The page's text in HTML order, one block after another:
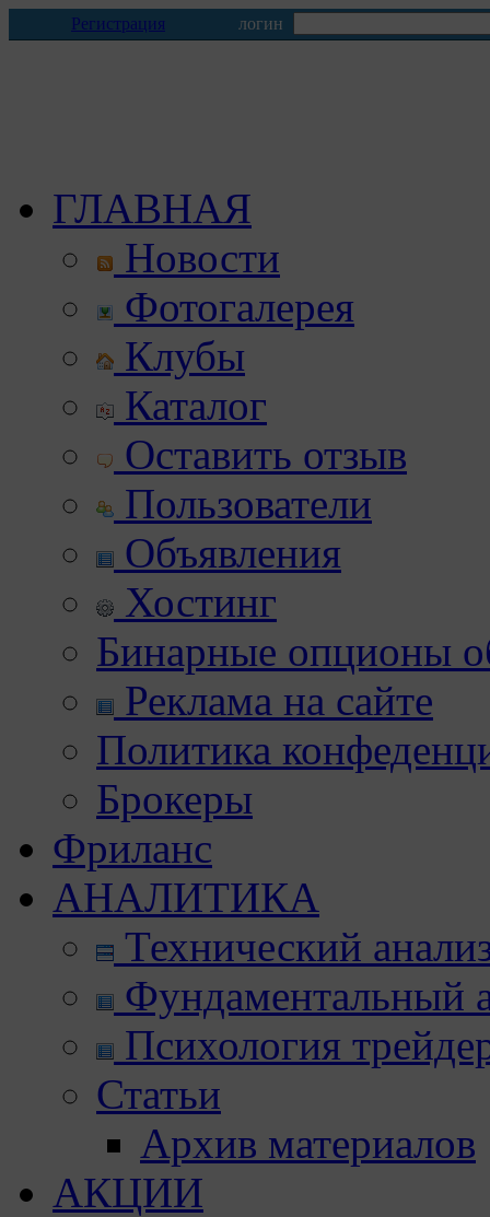
Регистрация логин
ГЛАВНАЯ
Новости
Фотогалерея
Клубы
Каталог
Оставить отзыв
Пользователи
Объявления
Хостинг
Бинарные опционы
Реклама на сайте
Политика
Брокеры
Фриланс
АНАЛИТИКА
Технический
Фундаментальный
Психология
Статьи
Архив материалов
АКЦИИ